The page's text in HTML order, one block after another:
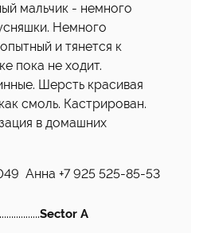
мальчик - немного
Немного
и тянется к
пока не ходит.
Шерсть красивая
смоль. Кастрирован.
в домашних
Анна +7 925 525-85-53
Sector A